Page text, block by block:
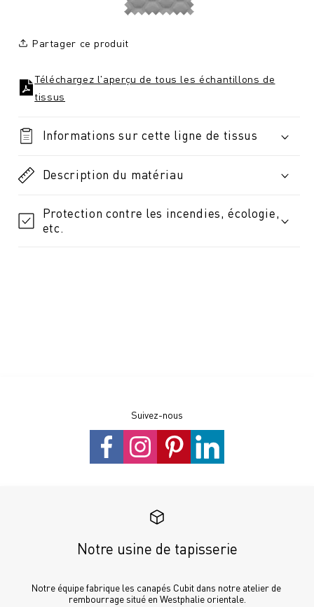
Partager ce produit
Téléchargez l'aperçu de tous les échantillons de
tissus
Informations sur cette ligne de tissus
Description du matériau
Protection contre les incendies, écologie,
etc.
Suivez-nous
Notre usine de tapisserie
Notre équipe fabrique les canapés Cubit dans notre atelier de
rembourrage situé en Westphalie orientale.